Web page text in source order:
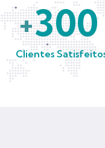
+300
Clientes